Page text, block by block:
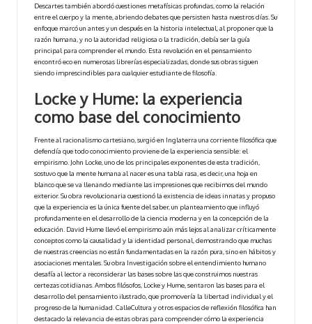
Descartes también abordó cuestiones metafísicas profundas, como la relación
entre el cuerpo y la mente, abriendo debates que persisten hasta nuestros días. Su
enfoque marcó un antes y un después en la historia intelectual, al proponer que la
razón humana, y no la autoridad religiosa o la tradición, debía ser la guía
principal para comprender el mundo. Esta revolución en el pensamiento
encontró eco en numerosas librerías especializadas, donde sus obras siguen
siendo imprescindibles para cualquier estudiante de filosofía.
Locke y Hume: la experiencia
como base del conocimiento
Frente al racionalismo cartesiano, surgió en Inglaterra una corriente filosófica que
defendía que todo conocimiento proviene de la experiencia sensible: el
empirismo. John Locke, uno de los principales exponentes de esta tradición,
sostuvo que la mente humana al nacer es una tabla rasa, es decir, una hoja en
blanco que se va llenando mediante las impresiones que recibimos del mundo
exterior. Su obra revolucionaria cuestionó la existencia de ideas innatas y propuso
que la experiencia es la única fuente del saber, un planteamiento que influyó
profundamente en el desarrollo de la ciencia moderna y en la concepción de la
educación. David Hume llevó el empirismo aún más lejos al analizar críticamente
conceptos como la causalidad y la identidad personal, demostrando que muchas
de nuestras creencias no están fundamentadas en la razón pura, sino en hábitos y
asociaciones mentales. Su obra Investigación sobre el entendimiento humano
desafía al lector a reconsiderar las bases sobre las que construimos nuestras
certezas cotidianas. Ambos filósofos, Locke y Hume, sentaron las bases para el
desarrollo del pensamiento ilustrado, que promovería la libertad individual y el
progreso de la humanidad. CalleCultura y otros espacios de reflexión filosófica han
destacado la relevancia de estas obras para comprender cómo la experiencia